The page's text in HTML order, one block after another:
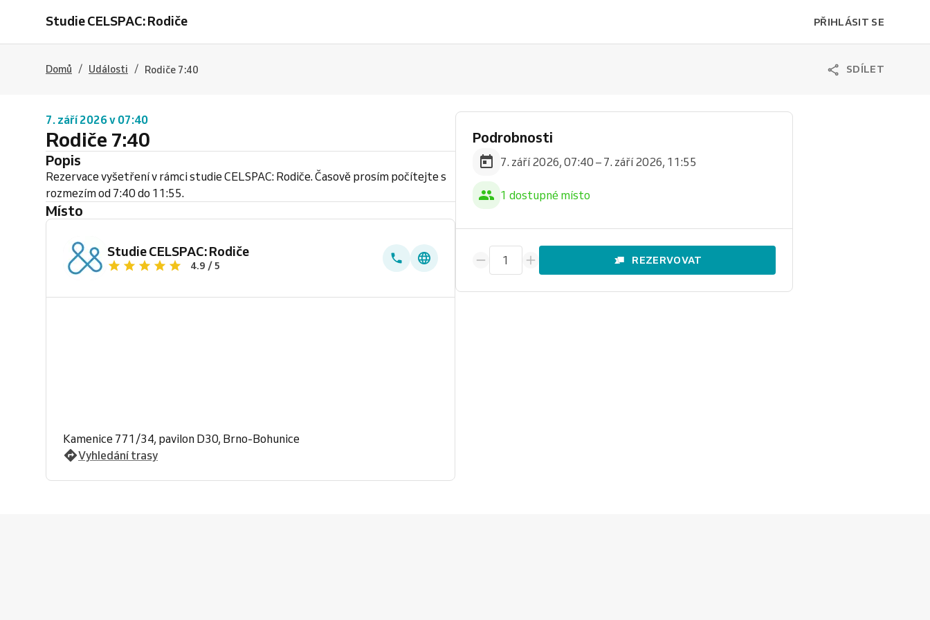
Studie CELSPAC: Rodiče PŘIHLÁSIT SE
Domů / Události / Rodiče 7:40 SDÍLET
7. září 2026 v 07:40
Rodiče 7:40
Popis
Rezervace vyšetření v rámci studie CELSPAC: Rodiče. Časově prosím počítejte s
rozmezím od 7:40 do 11:55.
Místo
Studie CELSPAC: Rodiče
4.9 / 5
Kamenice 771/34, pavilon D30, Brno-Bohunice
Vyhledání trasy
Podrobnosti
7. září 2026, 07:40 – 7. září 2026, 11:55
1 dostupné místo
1 REZERVOVAT